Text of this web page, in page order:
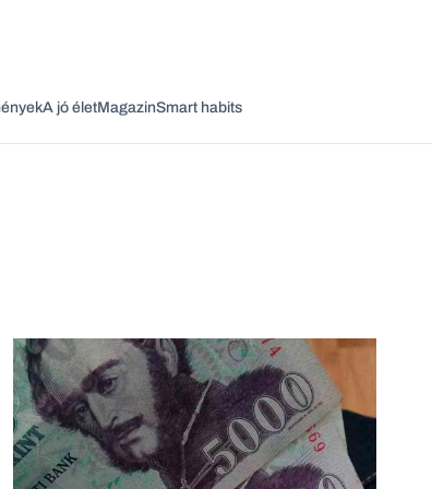
fedezze fel a következő témákat
Üzlet Pénz Zöld Legyél jobb!
A jó életMagazinSmart habits